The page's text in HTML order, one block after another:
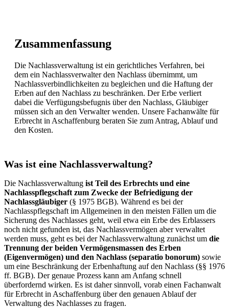
Zusammenfassung
Die Nachlassverwaltung ist ein gerichtliches Verfahren, bei
dem ein Nachlassverwalter den Nachlass übernimmt, um
Nachlassverbindlichkeiten zu begleichen und die Haftung der
Erben auf den Nachlass zu beschränken. Der Erbe verliert
dabei die Verfügungsbefugnis über den Nachlass, Gläubiger
müssen sich an den Verwalter wenden. Unsere Fachanwälte für
Erbrecht in Aschaffenburg beraten Sie zum Antrag, Ablauf und
den Kosten.
Was ist eine Nachlassverwaltung?
Die Nachlassverwaltung ist Teil des Erbrechts und eine
Nachlasspflegschaft zum Zwecke der Befriedigung der
Nachlassgläubiger (§ 1975 BGB). Während es bei der
Nachlasspflegschaft im Allgemeinen in den meisten Fällen um die
Sicherung des Nachlasses geht, weil etwa ein Erbe des Erblassers
noch nicht gefunden ist, das Nachlassvermögen aber verwaltet
werden muss, geht es bei der Nachlassverwaltung zunächst um die
Trennung der beiden Vermögensmassen des Erben
(Eigenvermögen) und den Nachlass (separatio bonorum) sowie
um eine Beschränkung der Erbenhaftung auf den Nachlass (§§ 1976
ff. BGB). Der genaue Prozess kann am Anfang schnell
überfordernd wirken. Es ist daher sinnvoll, vorab einen Fachanwalt
für Erbrecht in Aschaffenburg über den genauen Ablauf der
Verwaltung des Nachlasses zu fragen.